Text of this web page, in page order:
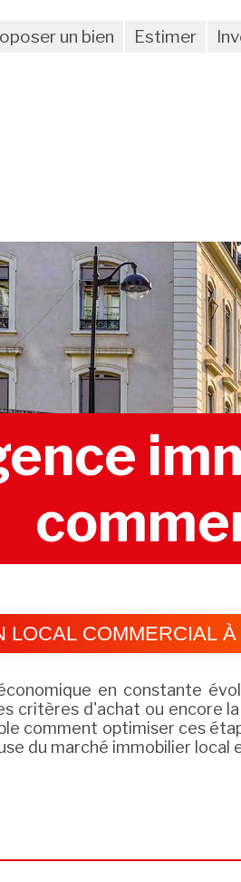
un bien Estimer
LOCAL COMMERCIAL
en constante
critères d'achat ou encore
comment optimiser ces
du marché immobilier local